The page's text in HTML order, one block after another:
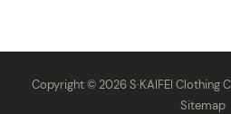
Copyright © 2026 S·KAIFEI Clothing
Sitemap